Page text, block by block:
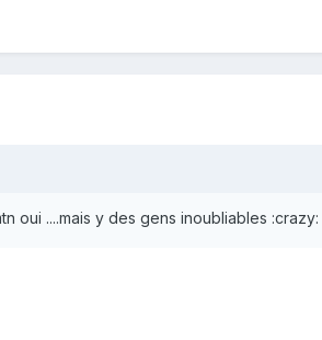
oui ....mais y des gens inoubliables :crazy: